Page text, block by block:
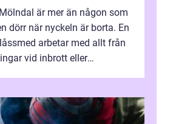
är mer än någon som
dörr när nyckeln är borta. En
arbetar med allt från
vid inbrott eller